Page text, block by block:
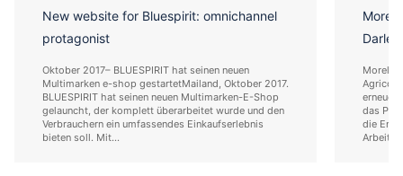
New website for Bluespirit: omnichannel
protagonist
Oktober 2017– BLUESPIRIT hat seinen neuen
Multimarken e-shop gestartetMailand, Oktober 2017.
BLUESPIRIT hat seinen neuen Multimarken-E-Shop
gelauncht, der komplett überarbeitet wurde und den
Verbrauchern ein umfassendes Einkaufserlebnis
bieten soll. Mit...
Agricole
das
die